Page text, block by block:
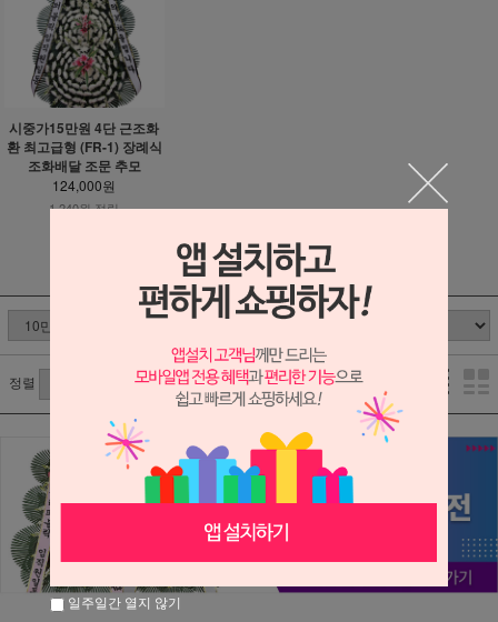
시중가15만원 4단 근조화
환 최고급형 (FR-1) 장례식
조화배달 조문 추모
124,000원
1,240원 적립
1 /1
정렬
일주일간 열지 않기